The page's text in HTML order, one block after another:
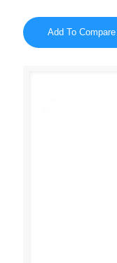
Add To Compare